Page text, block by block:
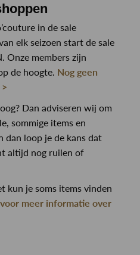
in de sale
elk seizoen start de sale
Onze members zijn
de hoogte. Nog geen
Dan adviseren wij om
sommige items en
dan loop je de kans dat
altijd nog ruilen of
kun je soms items vinden
meer informatie over